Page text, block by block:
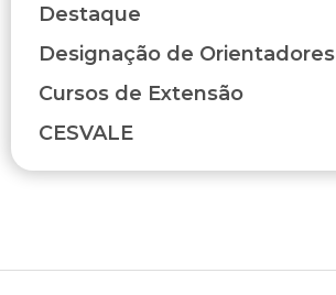
Destaque
Designação de Orientadores
Cursos de Extensão
CESVALE